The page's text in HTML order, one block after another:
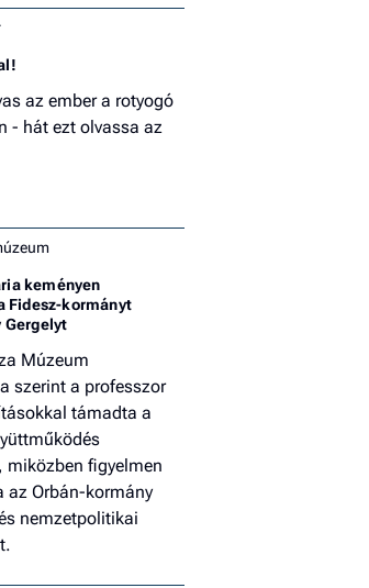
az ember a rotyogó
- hát ezt olvassa az
keményen
Fidesz-kormányt
Gergelyt
Múzeum
szerint a professzor
támadta a
miközben figyelmen
az Orbán-kormány
nemzetpolitikai